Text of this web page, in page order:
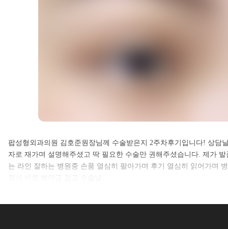
셀카후기 전체 내용은
로그인 후 확인하실 수 있습니다.
팝성형외과의원 김호준원장님께 수술받은지 2주차후기입니다! 상담
자로 재가며 설명해주셨고 딱 필요한 수술만 권해주셨습니다. 제가
는 라인 잘하는 병원중 손품 열심히 팔아가며 후기 열심히 읽어가며
와서 바로 예약금 걸고 수술날…